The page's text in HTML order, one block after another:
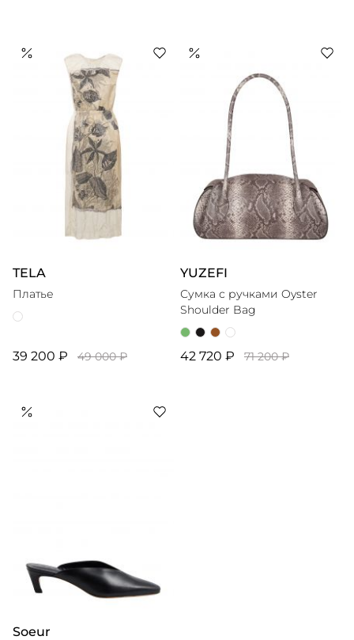
TELA
Платье
39 200 ₽ 49 000 ₽
YUZEFI
Сумка с ручками Oyster
Shoulder Bag
42 720 ₽ 71 200 ₽
Soeur